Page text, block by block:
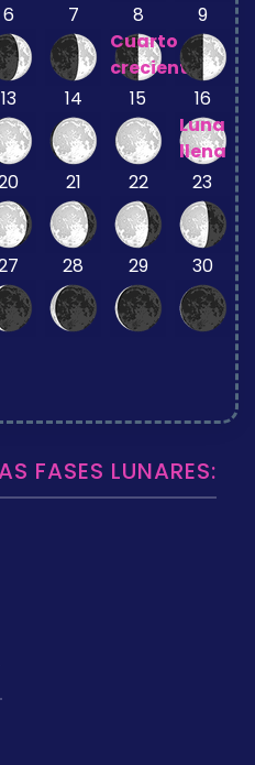
6 7
8
Cuarto
creciente
9
13 14 15
16
Luna
llena
21 22 23
28 29 30
FASES LUNARES: